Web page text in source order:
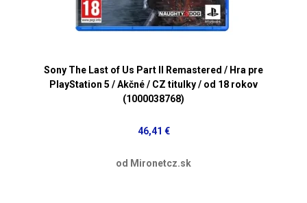
Sony The Last of Us Part II Remastered / Hra pre
PlayStation 5 / Akčné / CZ titulky / od 18 rokov
(1000038768)
46,41 €
od Mironetcz.sk